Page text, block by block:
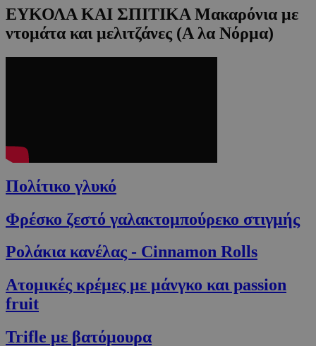
ΕΥΚΟΛΑ ΚΑΙ ΣΠΙΤΙΚΑ Μακαρόνια με
ντομάτα και μελιτζάνες (Α λα Νόρμα)
Πολίτικο γλυκό
Φρέσκο ζεστό γαλακτομπούρεκο στιγμής
Ρολάκια κανέλας - Cinnamon Rolls
Ατομικές κρέμες με μάνγκο και passion
fruit
Trifle με βατόμουρα